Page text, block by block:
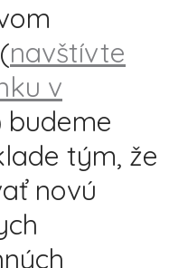
navštívte
v
budeme
tým, že
novú